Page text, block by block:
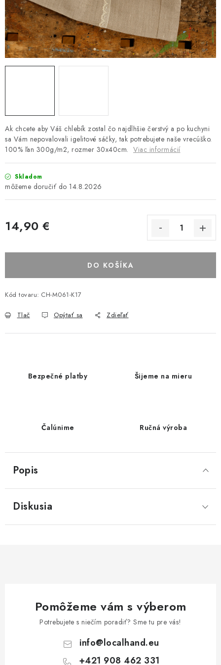
Platba a doprava
Reklamačný poriadok
Všeobecné obchodné podmienky
Ako využíváme cookies
Ochrana osobných údajov
Odstúpenie od zmluvy
Ak chcete aby Váš chlebík zostal čo najdlhšie čerstvý a po kuchyni
sa Vám nepovalovali igelitové sáčky, tak potrebujete naše vrecúško.
100% ľan 300g/m2, rozmer 30x40cm. Viac informácií
Skladom
14.8.2026
14,90 €
DO KOŠÍKA
Kód tovaru: CH-M061-K17
Tlač Opýtať sa Zdieľať
Bezpečné platby Šijeme na mieru
Čalúnime Ručná výroba
Popis
Diskusia
Pomôžeme vám s výberom
Potrebujete s niečím poradiť? Sme tu pre vás!
info@localhand.eu
+421 908 462 331